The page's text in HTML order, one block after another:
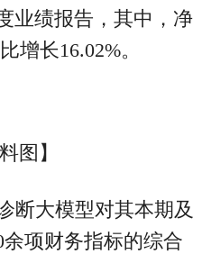
业绩报告，其中，净
增长16.02%。
图】
断大模型对其本期及
项财务指标的综合